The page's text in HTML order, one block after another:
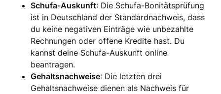
Schufa-Auskunft: Die Schufa-Bonitätsprüfung
ist in Deutschland der Standardnachweis, dass
du keine negativen Einträge wie unbezahlte
Rechnungen oder offene Kredite hast. Du
kannst deine Schufa-Auskunft online
beantragen.
Gehaltsnachweise: Die letzten drei
Gehaltsnachweise dienen als Nachweis für